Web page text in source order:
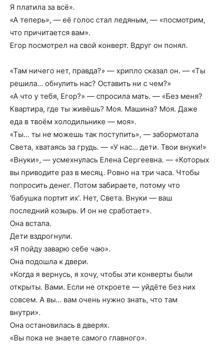
Я платила за всё».
«А теперь», — её голос стал ледяным, — «посмотрим,
что причитается вам».
Егор посмотрел на свой конверт. Вдруг он понял.
«Там ничего нет, правда?» — хрипло сказал он. — «Ты
решила… обнулить нас? Оставить ни с чем?»
«А что у тебя, Егор?» — спросила мать. — «Без меня?
Квартира, где ты живёшь? Моя. Машина? Моя. Даже
еда в твоём холодильнике — моя».
«Ты… ты не можешь так поступить», — забормотала
Света, хватаясь за грудь. — «У нас… дети. Твои внуки!»
«Внуки», — усмехнулась Елена Сергеевна. — «Которых
вы приводите раз в месяц. Ровно на три часа. Чтобы
попросить денег. Потом забираете, потому что
‘бабушка портит их’. Нет, Света. Внуки — ваш
последний козырь. И он не сработает».
Она встала.
Дети вздрогнули.
«Я пойду заварю себе чаю».
Она подошла к двери.
«Когда я вернусь, я хочу, чтобы эти конверты были
открыты. Вами. Если не откроете — уйдёте без них
совсем. А вы… вам очень нужно знать, что там
внутри».
Она остановилась в дверях.
«Вы пока не знаете самого главного».